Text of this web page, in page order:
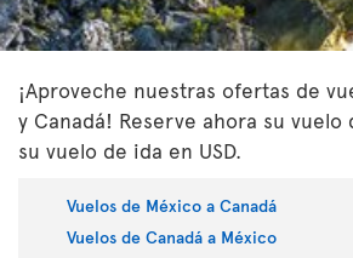
¡Aproveche nuestras ofertas de
y Canadá! Reserve ahora su
su vuelo de ida en USD.
Vuelos de México a Canadá
Vuelos de Canadá a México